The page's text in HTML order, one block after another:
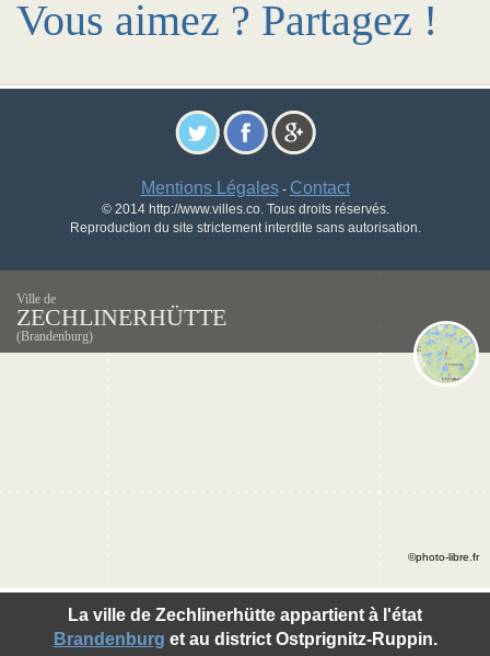
Vous aimez ? Partagez !
Mentions Légales- Contact
© 2014 http://www.villes.co. Tous droits réservés.
Reproduction du site strictement interdite sans autorisation.
Ville de
ZECHLINERHÜTTE
(Brandenburg)
La ville de Zechlinerhütte appartient à l'état
Brandenburg et au district Ostprignitz-Ruppin.
©photo-libre.fr